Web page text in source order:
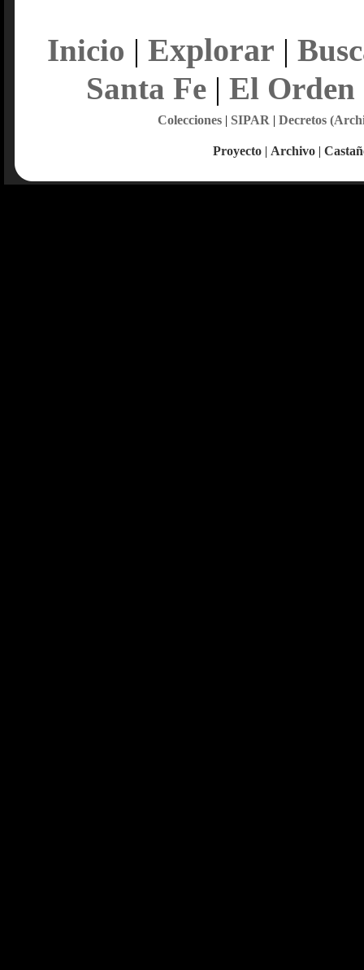
Inicio | Explorar |
Santa Fe| El Orden
Colecciones| SIPAR | Decretos
Proyecto | Archivo |